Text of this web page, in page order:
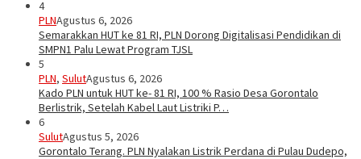
4
PLNAgustus 6, 2026
Semarakkan HUT ke 81 RI, PLN Dorong Digitalisasi Pendidikan di
SMPN1 Palu Lewat Program TJSL
5
PLN, SulutAgustus 6, 2026
Kado PLN untuk HUT ke- 81 RI, 100 % Rasio Desa Gorontalo
Berlistrik, Setelah Kabel Laut Listriki P…
6
SulutAgustus 5, 2026
Gorontalo Terang. PLN Nyalakan Listrik Perdana di Pulau Dudepo,